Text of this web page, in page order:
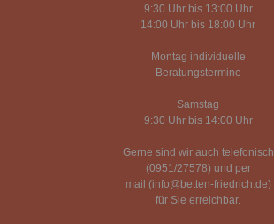
9:30 Uhr bis 13:00 Uhr
14:00 Uhr bis 18:00 Uhr
Montag individuelle
Beratungstermine
Samstag
9:30 Uhr bis 14:00 Uhr
Gerne sind wir auch telefonisch
(0951/27578) und per
mail (info@betten-friedrich.de)
für Sie erreichbar.